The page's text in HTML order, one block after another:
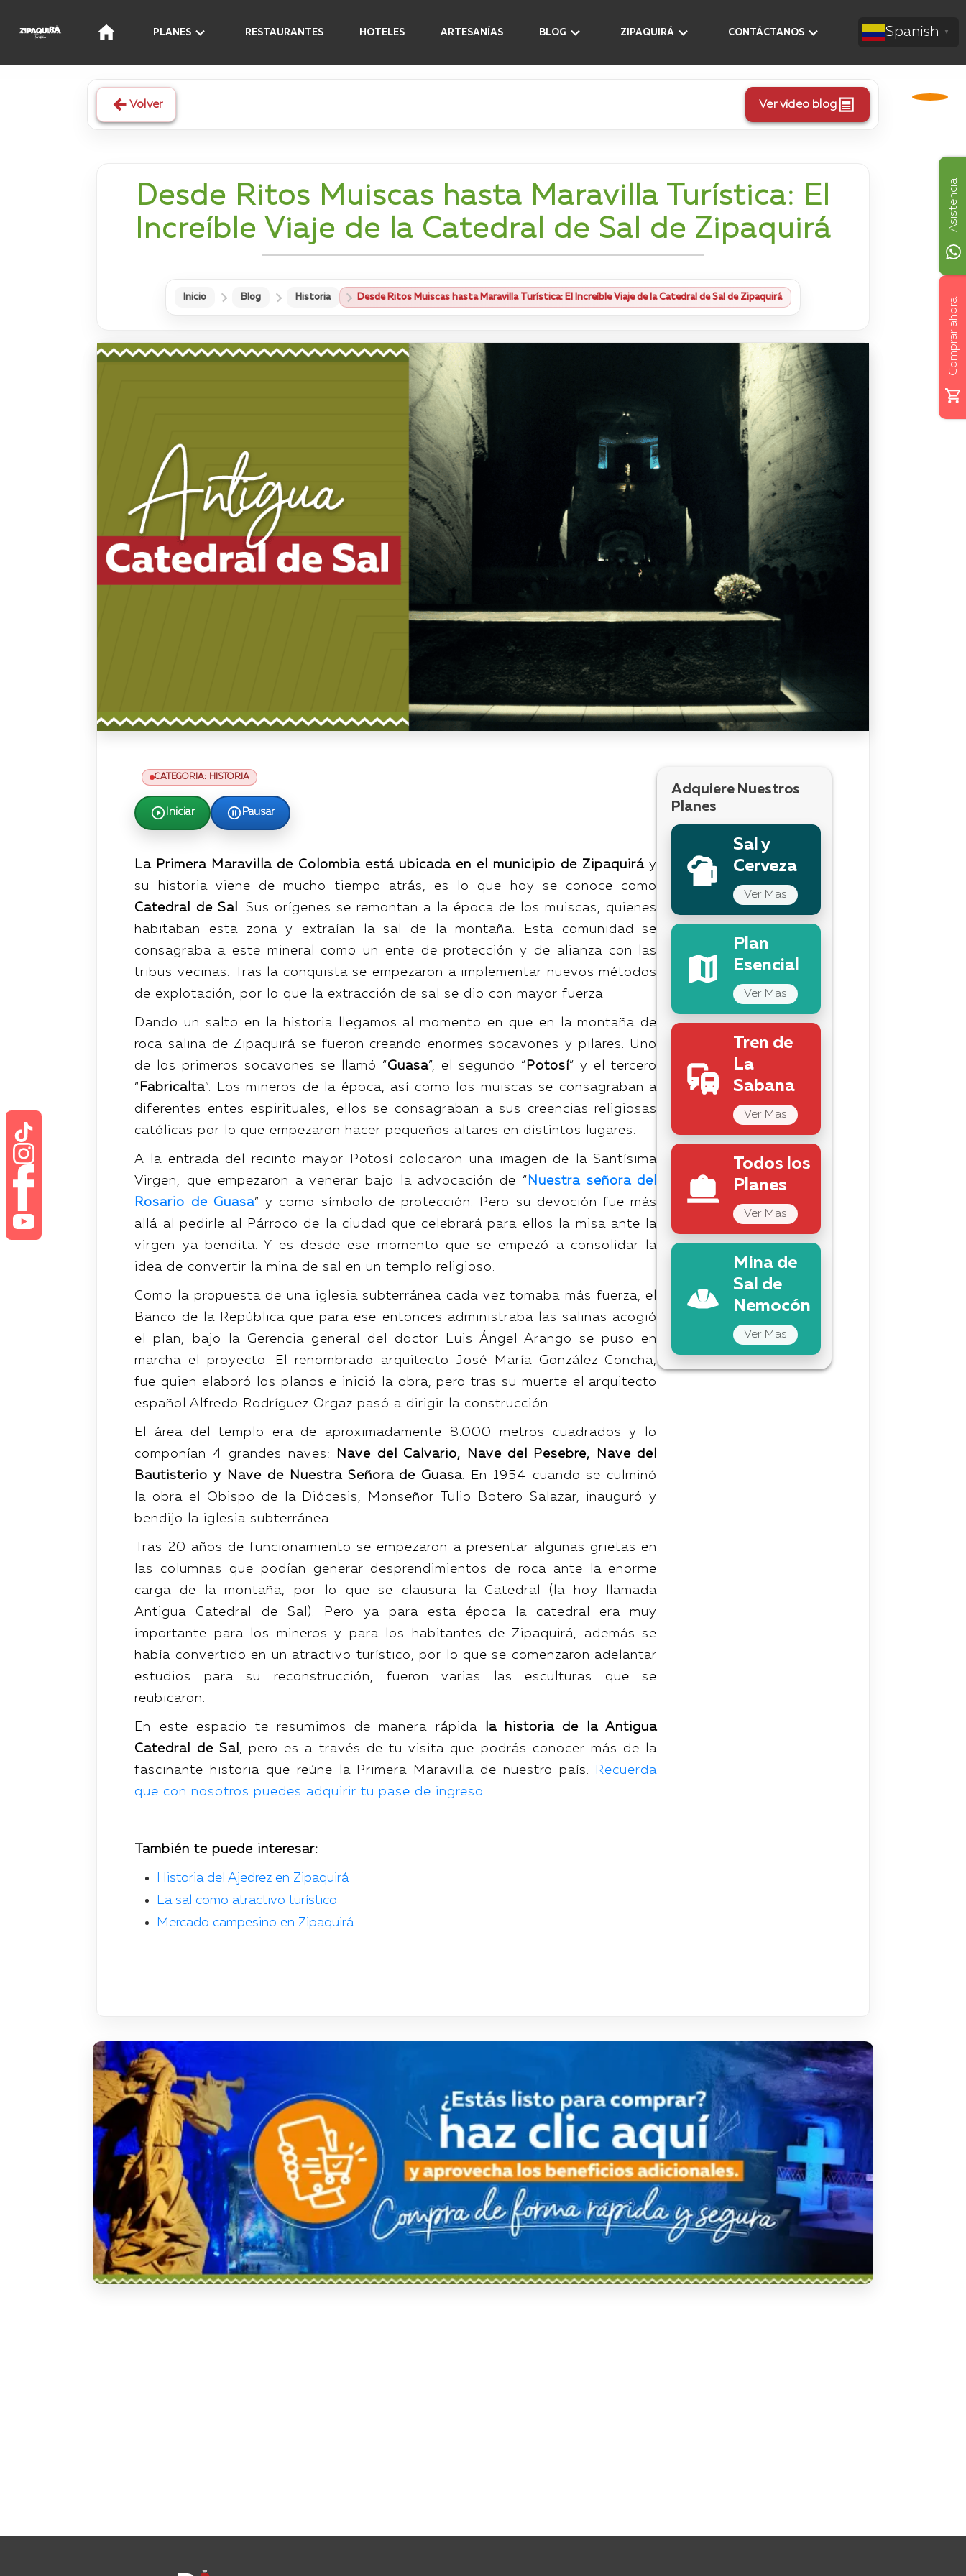
PLANES RESTAURANTES HOTELES ARTESANÍAS BLOG ZIPAQUIRÁ CONTÁCTANOS Spanish ▼
Volver Ver video blog
Desde Ritos Muiscas hasta Maravilla Turística: El
Increíble Viaje de la Catedral de Sal de Zipaquirá
Inicio Blog Historia Desde Ritos Muiscas hasta Maravilla Turística: El Increíble Viaje de la Catedral de Sal de Zipaquirá
CATEGORIA: HISTORIA
Iniciar Pausar
La Primera Maravilla de Colombia está ubicada en el municipio de Zipaquiráy
su historia viene de mucho tiempo atrás, es lo que hoy se conoce como
Catedral de Sal . Sus orígenes se remontan a la época de los muiscas, quienes
habitaban esta zona y extraían la sal de la montaña. Esta comunidad se
consagraba a este mineral como un ente de protección y de alianza con las
tribus vecinas. Tras la conquista se empezaron a implementar nuevos métodos
de explotación, por lo que la extracción de sal se dio con mayor fuerza.
Dando un salto en la historia llegamos al momento en que en la montaña de
roca salina de Zipaquirá se fueron creando enormes socavones y pilares. Uno
de los primeros socavones se llamó “Guasa”, el segundo “ Potosí” y el tercero
“ Fabricalta”. Los mineros de la época, así como los muiscas se consagraban a
diferentes entes espirituales, ellos se consagraban a sus creencias religiosas
católicas por lo que empezaron hacer pequeños altares en distintos lugares.
A la entrada del recinto mayor Potosí colocaron una imagen de la Santísima
Virgen, que empezaron a venerar bajo la advocación de “ Nuestra señora del
Rosario de Guasa” y como símbolo de protección. Pero su devoción fue más
allá al pedirle al Párroco de la ciudad que celebrará para ellos la misa ante la
virgen ya bendita. Y es desde ese momento que se empezó a consolidar la
idea de convertir la mina de sal en un templo religioso.
Como la propuesta de una iglesia subterránea cada vez tomaba más fuerza, el
Banco de la República que para ese entonces administraba las salinas acogió
el plan, bajo la Gerencia general del doctor Luis Ángel Arango se puso en
marcha el proyecto. El renombrado arquitecto José María González Concha,
fue quien elaboró los planos e inició la obra, pero tras su muerte el arquitecto
español Alfredo Rodríguez Orgaz pasó a dirigir la construcción.
El área del templo era de aproximadamente 8.000 metros cuadrados y lo
componían 4 grandes naves:
Nave del Calvario, Nave del Pesebre, Nave del
Bautisterio y Nave de Nuestra Señora de Guasa. En 1954 cuando se culminó
la obra el Obispo de la Diócesis, Monseñor Tulio Botero Salazar, inauguró y
bendijo la iglesia subterránea.
Tras 20 años de funcionamiento se empezaron a presentar algunas grietas en
las columnas que podían generar desprendimientos de roca ante la enorme
carga de la montaña, por lo que se clausura la Catedral (la hoy llamada
Antigua Catedral de Sal). Pero ya para esta época la catedral era muy
importante para los mineros y para los habitantes de Zipaquirá, además se
había convertido en un atractivo turístico, por lo que se comenzaron adelantar
estudios para su reconstrucción, fueron varias las esculturas que se
reubicaron.
En este espacio te resumimos de manera rápida
la historia de la Antigua
Catedral de Sal , pero es a través de tu visita que podrás conocer más de la
fascinante historia que reúne la Primera Maravilla de nuestro país.
Recuerda
que con nosotros puedes adquirir tu pase de ingreso.
También te puede interesar:
Historia del Ajedrez en Zipaquirá
La sal como atractivo turístico
Mercado campesino en Zipaquirá
Adquiere Nuestros
Planes
Sal y
Cerveza
Ver Mas
Plan
Esencial
Ver Mas
Tren de
La
Sabana
Ver Mas
Todos los
Planes
Ver Mas
Mina de
Sal de
Nemocón
Ver Mas
Comprar ahora
Asistencia